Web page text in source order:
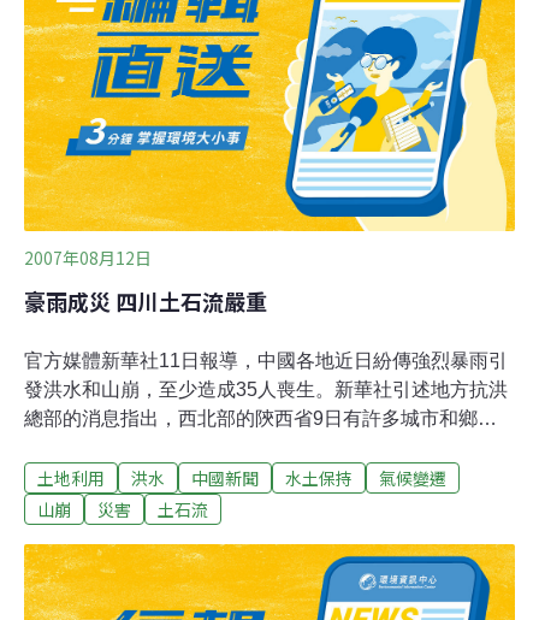
2007年08月12日
豪雨成災 四川土石流嚴重
官方媒體新華社11日報導，中國各地近日紛傳強烈暴雨引
發洪水和山崩，至少造成35人喪生。新華社引述地方抗洪
總部的消息指出，西北部的陝西省9日有許多城市和鄉村
新華社也報導，西南部的四川省昨天發生山崩，波及一座
興建中的水力發電廠，至少造成10人死亡和2人失蹤。報
沖擊雅安市一座興建中的水力發電廠，一群工人逃離時被
土石流淹沒。
土地利用 洪水 中國新聞 水土保持
氣候變遷
山崩
災害 土石流